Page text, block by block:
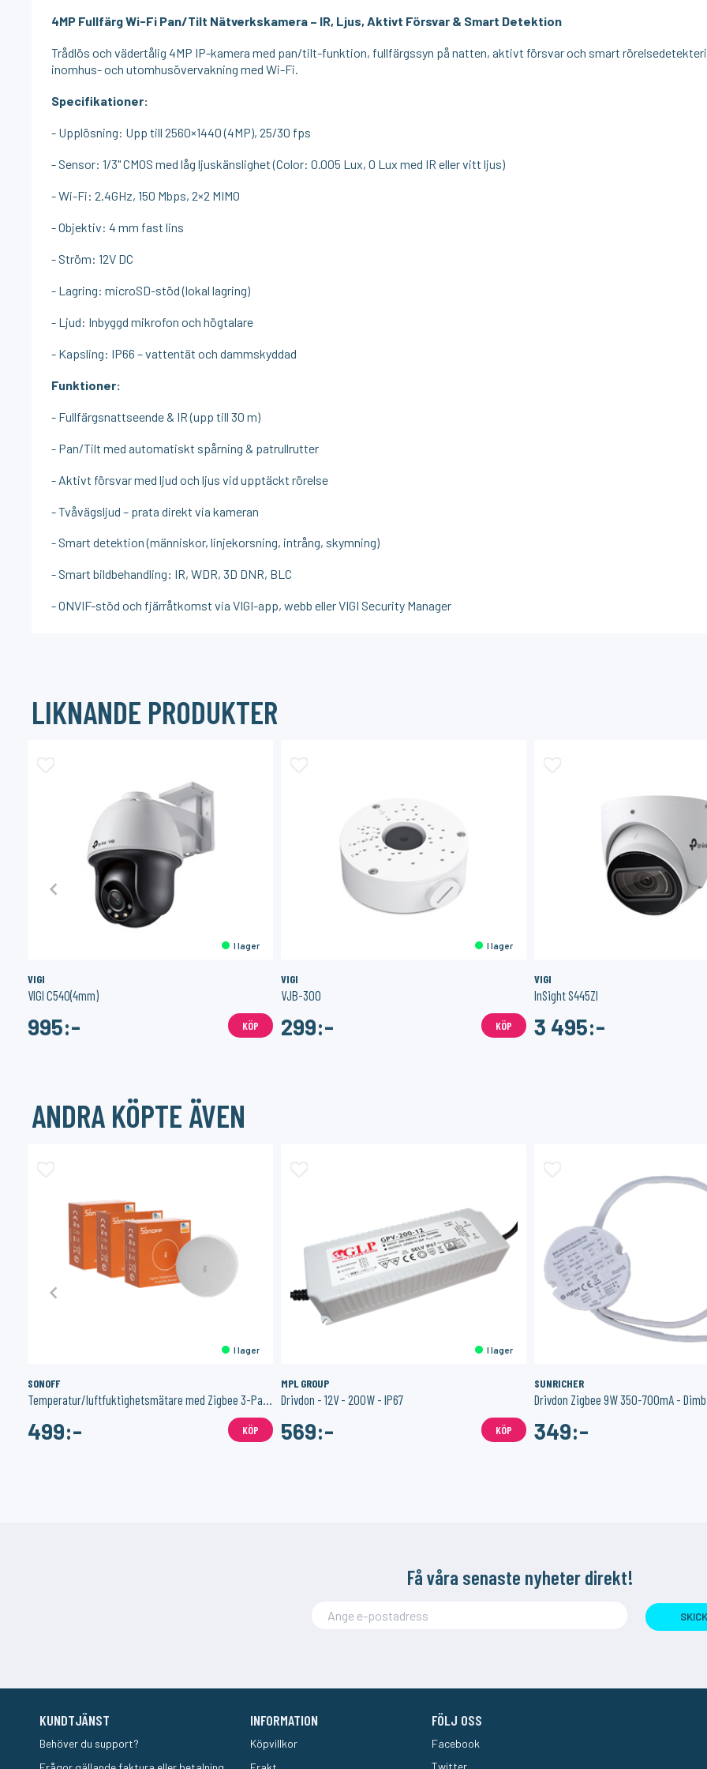
4MP Fullfärg Wi-Fi Pan/Tilt Nätverkskamera – IR, Ljus, Aktivt Försvar & Smart Detektion
Trådlös och vädertålig 4MP IP-kamera med pan/tilt-funktion, fullfärgssyn på natten, aktivt försvar och smart
inomhus- och utomhusövervakning med Wi-Fi.
Specifikationer:
- Upplösning: Upp till 2560×1440 (4MP), 25/30 fps
- Sensor: 1/3" CMOS med låg ljuskänslighet (Color: 0.005 Lux, 0 Lux med IR eller vitt ljus)
- Wi-Fi: 2.4GHz, 150 Mbps, 2×2 MIMO
- Objektiv: 4 mm fast lins
- Ström: 12V DC
- Lagring: microSD-stöd (lokal lagring)
- Ljud: Inbyggd mikrofon och högtalare
- Kapsling: IP66 – vattentät och dammskyddad
Funktioner:
- Fullfärgsnattseende & IR (upp till 30 m)
- Pan/Tilt med automatiskt spårning & patrullrutter
- Aktivt försvar med ljud och ljus vid upptäckt rörelse
- Tvåvägsljud – prata direkt via kameran
- Smart detektion (människor, linjekorsning, intrång, skymning)
- Smart bildbehandling: IR, WDR, 3D DNR, BLC
- ONVIF-stöd och fjärråtkomst via VIGI-app, webb eller VIGI Security Manager
LIKNANDE PRODUKTER
I lager
VIGI
VIGI C540(4mm)
995:- KÖP
I lager
VIGI
VJB-300
299:- KÖP
VIGI
InSight S445ZI
3 495:-
ANDRA KÖPTE ÄVEN
I lager
SONOFF
499:- KÖP
I lager
MPL GROUP
Drivdon - 12V - 200W - IP67
569:- KÖP
SUNRICHER
349:-
Få våra senaste nyheter direkt!
KUNDTJÄNST
Behöver du support?
INFORMATION
Köpvillkor
FÖLJ OSS
Facebook
Twitter